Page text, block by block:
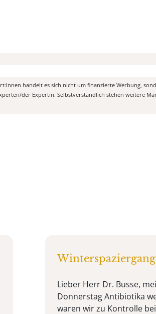
handelt es sich nicht um finanzierte Werbung,
der Expertin. Selbstverständlich stehen weitere
Lieber Herr Dr. Busse,
Donnerstag Antibiotika
waren wir zu Kontrolle